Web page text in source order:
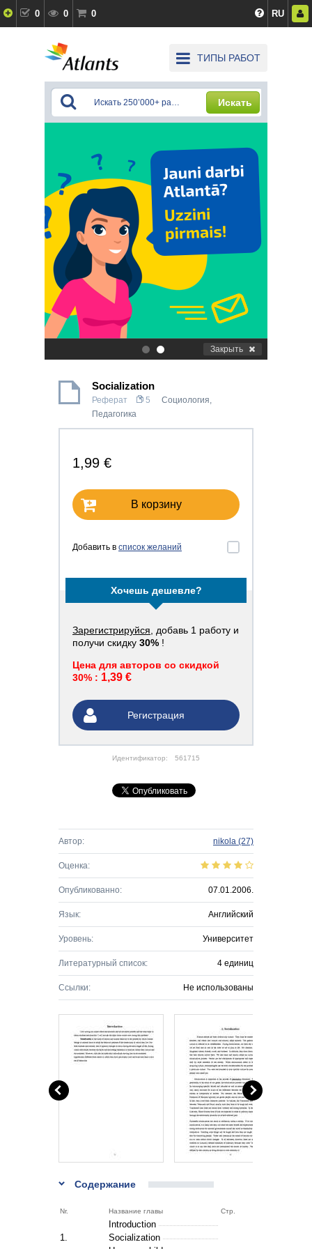
0 0 0 RU
ТИПЫ РАБОТ
Искать
. Закрыть
Socialization
Реферат 5 Социология,
Педагогика
1,99 €
В корзину
Добавить в список желаний
Хочешь дешевле?
Зарегистрируйся , добавь 1 работу и
получи скидку 30% !
Цена для авторов со скидкой
30% : 1,39 €
Регистрация
Идентификатор: 561715
Автор: nikola (27)
Оценка:
Опубликованно: 07.01.2006.
Язык: Английский
Уровень: Университет
Литературный список: 4 единиц
Ссылки: Не использованы
Содержание
Nr. Название главы Стр.
Introduction
1.
Socialization